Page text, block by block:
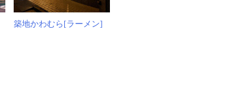
築地かわむら[ラーメン]